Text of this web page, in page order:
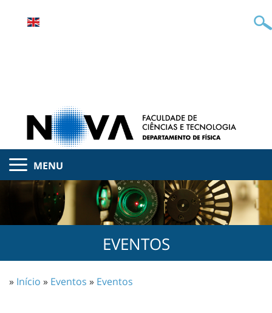
MENU
EVENTOS
» Início » Eventos » Eventos